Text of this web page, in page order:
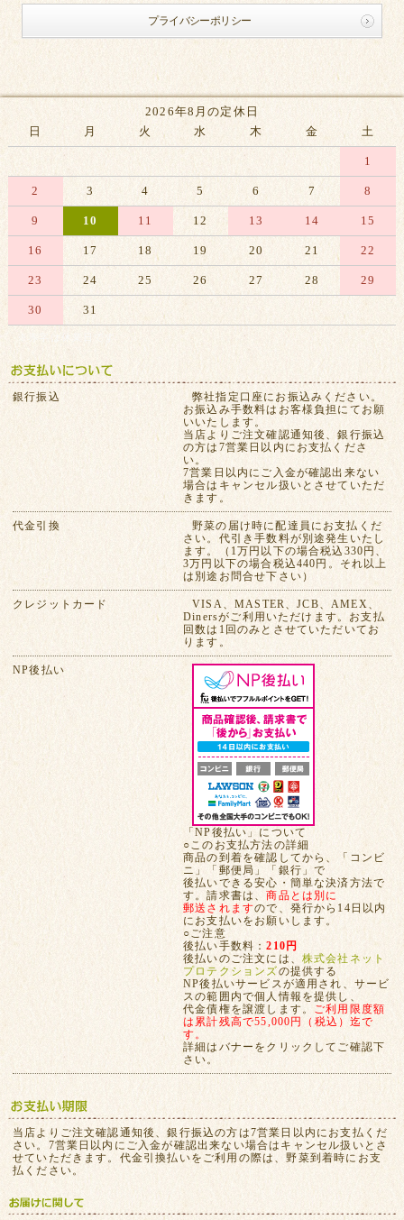
プライバシーポリシー
2026年8月の定休日
日
月 火 水 木 金 土
1
2 3 4 5 6 7 8
9 10 11 12 13 14 15
16 17 18 19 20 21 22
23 24 25 26 27 28 29
30 31
※赤字は休業日です
銀行振込
弊社指定口座にお振込みください。
お振込み手数料はお客様負担にてお願
いいたします。
当店よりご注文確認通知後、銀行振込
の方は7営業日以内にお支払くださ
い。
7営業日以内にご入金が確認出来ない
場合はキャンセル扱いとさせていただ
きます。
代金引換
野菜の届け時に配達員にお支払くだ
さい。代引き手数料が別途発生いたし
ます。（1万円以下の場合税込330円、
3万円以下の場合税込440円。それ以上
は別途お問合せ下さい）
クレジットカード
VISA、MASTER、JCB、AMEX、
Dinersがご利用いただけます。お支払
回数は1回のみとさせていただいてお
ります。
NP後払い
「NP後払い」について
○このお支払方法の詳細
商品の到着を確認してから、「コンビ
ニ」「郵便局」「銀行」で
後払いできる安心・簡単な決済方法で
す。請求書は、商品とは別に
郵送されますので、発行から14日以内
にお支払いをお願いします。
○ご注意
後払い手数料：210円
後払いのご注文には、 株式会社ネット
プロテクションズの提供する
NP後払いサービスが適用され、サービ
スの範囲内で個人情報を提供し、
代金債権を譲渡します。 ご利用限度額
は累計残高で55,000円（税込）迄で
す。
詳細はバナーをクリックしてご確認下
さい。
当店よりご注文確認通知後、銀行振込の方は7営業日以内にお支払くだ
さい。7営業日以内にご入金が確認出来ない場合はキャンセル扱いとさ
せていただきます。代金引換払いをご利用の際は、野菜到着時にお支
払ください。